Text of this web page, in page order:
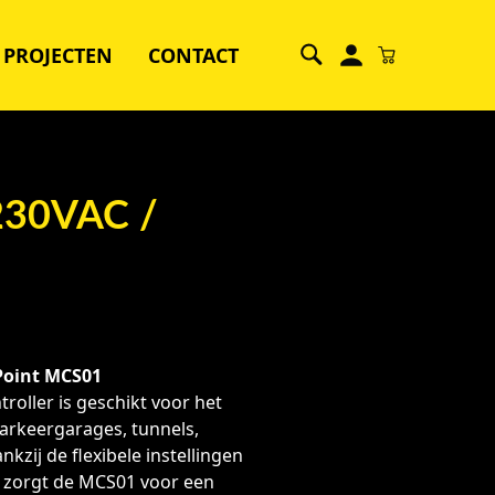
PROJECTEN CONTACT
/
MCS01
is geschikt voor het
tunnels,
de flexibele instellingen
de MCS01 voor een